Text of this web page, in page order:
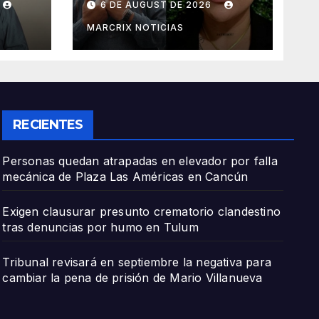
asesinato de la
periodista Roxana
Guzmán
6 DE AUGUST DE 2026
MARCRIX NOTICIAS
RECIENTES
Personas quedan atrapadas en elevador por falla
mecánica de Plaza Las Américas en Cancún
Exigen clausurar presunto crematorio clandestino
tras denuncias por humo en Tulum
Tribunal revisará en septiembre la negativa para
cambiar la pena de prisión de Mario Villanueva